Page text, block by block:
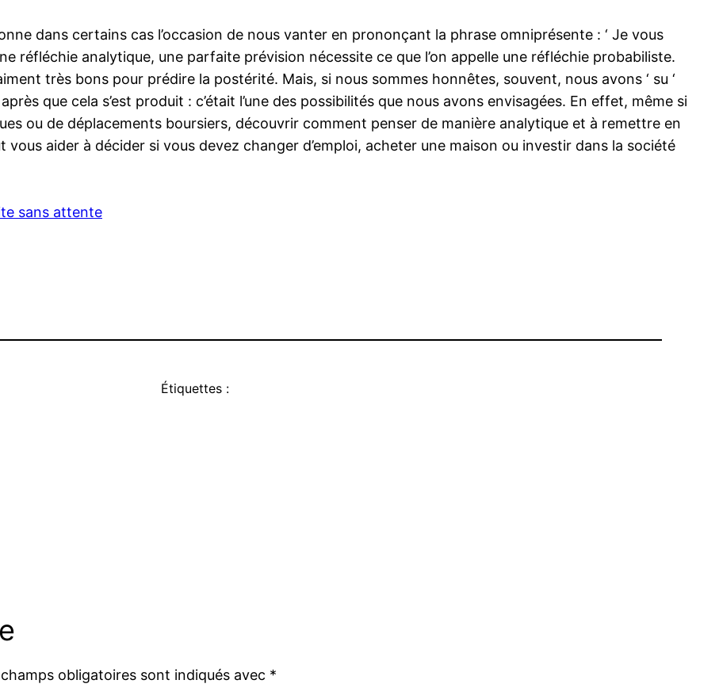
dans certains cas l’occasion de nous vanter en prononçant la phrase omniprésente : ‘ Je vous
réfléchie analytique, une parfaite prévision nécessite ce que l’on appelle une réfléchie probabiliste.
très bons pour prédire la postérité. Mais, si nous sommes honnêtes, souvent, nous avons ‘ su ‘
que cela s’est produit : c’était l’une des possibilités que nous avons envisagées. En effet, même si
ou de déplacements boursiers, découvrir comment penser de manière analytique et à remettre en
aider à décider si vous devez changer d’emploi, acheter une maison ou investir dans la société
sans attente
Étiquettes :
obligatoires sont indiqués avec *